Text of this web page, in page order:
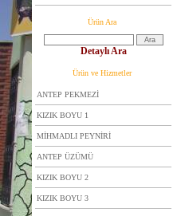
Ürün Ara
Detaylı Ara
Ürün ve Hizmetler
ANTEP PEKMEZİ
KIZIK BOYU 1
MİHMADLI PEYNİRİ
ANTEP ÜZÜMÜ
KIZIK BOYU 2
KIZIK BOYU 3